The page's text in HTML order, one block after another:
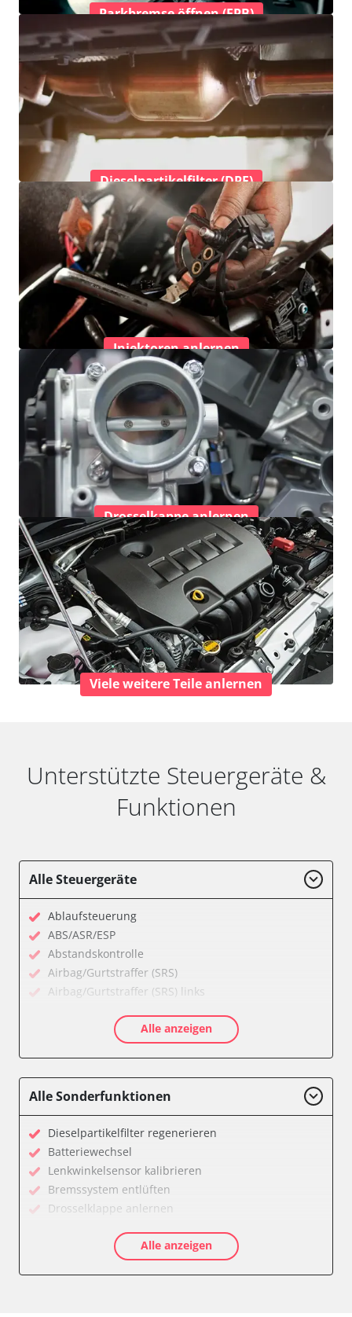
Parkbremse öffnen (EPB)
Dieselpartikelfilter (DPF)
Injektoren anlernen
Drosselkappe anlernen
Viele weitere Teile anlernen
Unterstützte Steuergeräte &
Funktionen
Alle Steuergeräte
Ablaufsteuerung
ABS/ASR/ESP
Abstandskontrolle
Airbag/Gurtstraffer (SRS)
Airbag/Gurtstraffer (SRS) links
Allradelektronik
Anhängersteuergerät
Bremskraftverstärker
Diagnoseschnittstelle (EOBD/OBDII)
Differentialsperre
Einparkhilfe
Einparkhilfe Lenkhilfe
Fahrtrichtungskamera
Fernlichtassistent
Feststellbremse (EPB / SBC)
Alle anzeigen
Alle Sonderfunktionen
Dieselpartikelfilter regenerieren
Batteriewechsel
Lenkwinkelsensor kalibrieren
Bremssystem entlüften
Drosselklappe anlernen
Luftmassenmesser anlernen
Kraftstofftank entleeren
Alle anzeigen